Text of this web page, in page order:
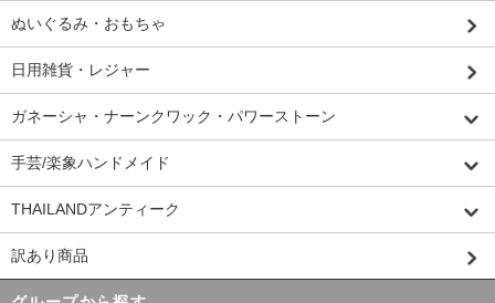
ぬいぐるみ・おもちゃ
日用雑貨・レジャー
ガネーシャ・ナーンクワック・パワーストーン
手芸/楽象ハンドメイド
THAILANDアンティーク
訳あり商品